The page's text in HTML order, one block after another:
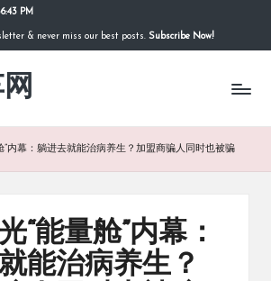
PM
& never miss our best posts. Subscribe Now!
”内幕：躺进去就能治病养生？加盟商骗人同时也被骗
“能量舱”内幕：
能治病养生？